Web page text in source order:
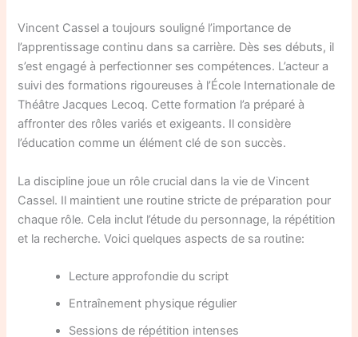
Vincent Cassel a toujours souligné l’importance de
l’apprentissage continu dans sa carrière. Dès ses débuts, il
s’est engagé à perfectionner ses compétences. L’acteur a
suivi des formations rigoureuses à l’École Internationale de
Théâtre Jacques Lecoq. Cette formation l’a préparé à
affronter des rôles variés et exigeants. Il considère
l’éducation comme un élément clé de son succès.
La discipline joue un rôle crucial dans la vie de Vincent
Cassel. Il maintient une routine stricte de préparation pour
chaque rôle. Cela inclut l’étude du personnage, la répétition
et la recherche. Voici quelques aspects de sa routine:
Lecture approfondie du script
Entraînement physique régulier
Sessions de répétition intenses